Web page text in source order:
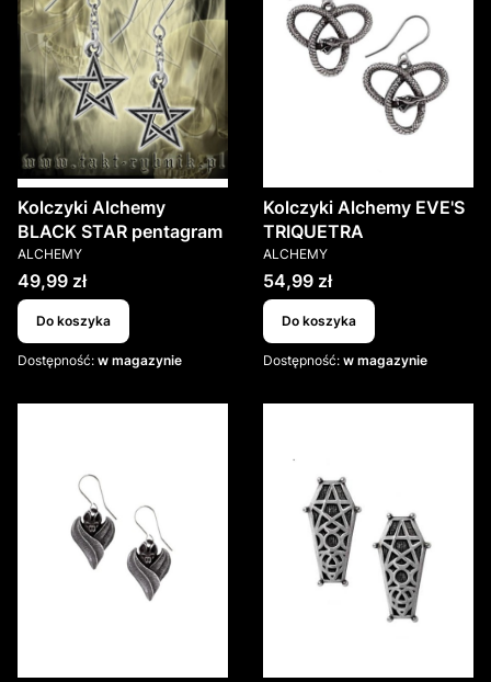
Kolczyki Alchemy
BLACK STAR pentagram
PRODUCENT
ALCHEMY
Cena
49,99 zł
Do koszyka
Dostępność: w magazynie
Kolczyki Alchemy EVE'S
TRIQUETRA
PRODUCENT
ALCHEMY
Cena
54,99 zł
Do koszyka
Dostępność: w magazynie